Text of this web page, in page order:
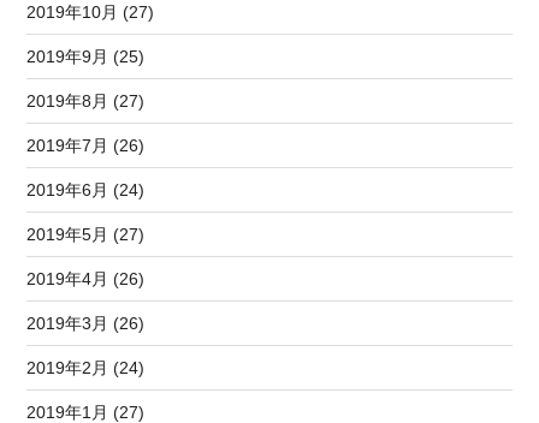
2019年10月 (27)
2019年9月 (25)
2019年8月 (27)
2019年7月 (26)
2019年6月 (24)
2019年5月 (27)
2019年4月 (26)
2019年3月 (26)
2019年2月 (24)
2019年1月 (27)